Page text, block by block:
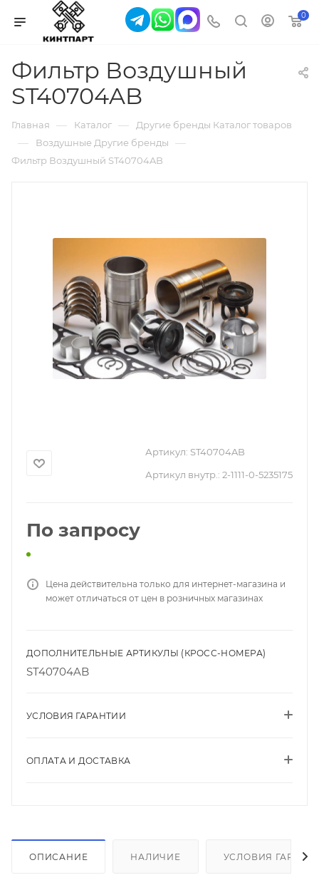
0
Фильтр Воздушный
ST40704AB
Главная — Каталог — Другие бренды Каталог товаров
— Воздушные Другие бренды —
Фильтр Воздушный ST40704AB
Артикул: ST40704AB
Артикул внутр.: 2-1111-0-5235175
По запросу
Цена действительна только для интернет-магазина и
может отличаться от цен в розничных магазинах
ДОПОЛНИТЕЛЬНЫЕ АРТИКУЛЫ (КРОСС-НОМЕРА)
ST40704AB
УСЛОВИЯ ГАРАНТИИ
ОПЛАТА И ДОСТАВКА
ОПИСАНИЕ НАЛИЧИЕ УСЛОВИЯ